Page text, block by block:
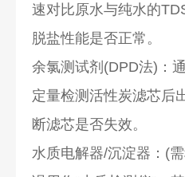
速对比原水与纯水的
脱盐性能是否正常。
余氯测试剂(DPD法)：
定量检测活性炭滤芯后
断滤芯是否失效。
水质电解器/沉淀器：(